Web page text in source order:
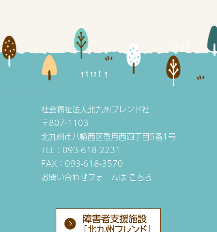
社会福祉法人北九州フレンド社
〒807-1103
北九州市八幡西区香月西四丁目5番1号
TEL：093-618-2231
FAX：093-618-3570
お問い合わせフォームは こちら